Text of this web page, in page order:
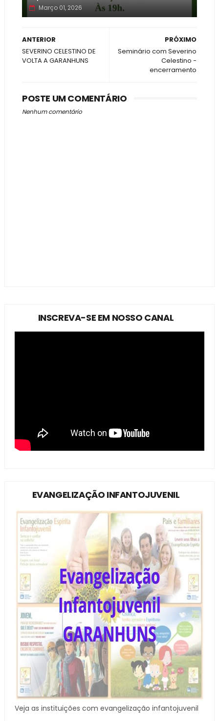
Março 01, 2026
PRÓXIMO
Seminário com Severino
Celestino -
encerramento
ANTERIOR
SEVERINO CELESTINO DE
VOLTA A GARANHUNS
POSTE UM COMENTÁRIO
Nenhum comentário
INSCREVA-SE EM NOSSO CANAL
EVANGELIZAÇÃO INFANTOJUVENIL
Veja as instituições com evangelização infantojuvenil